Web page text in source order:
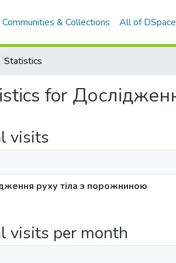
Communities & Collections All of DSpace
Statistics
for
visits
руху тіла з порожниною
visits per month